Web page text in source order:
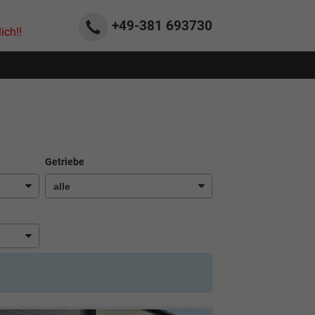
+49-381 693730
Getriebe